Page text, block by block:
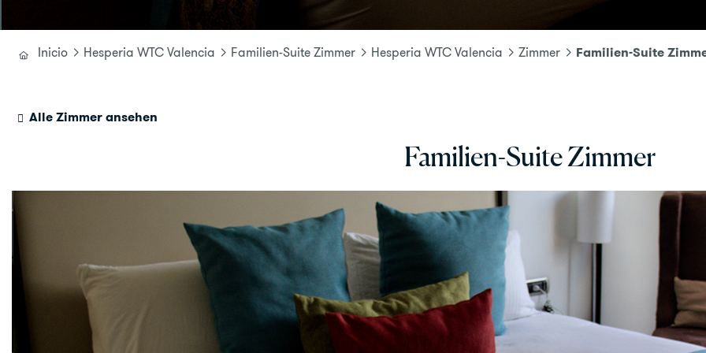
Inicio Hesperia WTC Valencia Familien-Suite Zimmer Hesperia WTC Valencia Zimmer Familien-Suite
Alle Zimmer ansehen
Familien-Suite Zimmer